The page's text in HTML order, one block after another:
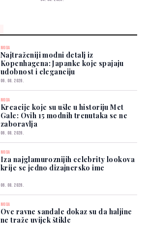
MODA
Najtraženiji modni detalj iz
Kopenhagena: Japanke koje spajaju
udobnost i eleganciju
06. 08. 2026.
MODA
Kreacije koje su ušle u historiju Met
Gale: Ovih 15 modnih trenutaka se ne
zaboravlja
06. 08. 2026.
MODA
Iza najglamuroznijih celebrity lookova
krije se jedno dizajnersko ime
06. 08. 2026.
MODA
Ove ravne sandale dokaz su da haljine
ne traže uvijek štikle